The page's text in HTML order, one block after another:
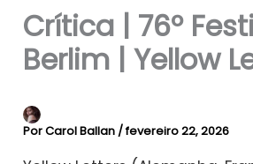
Crítica | 76º
Berlim | Yellow
PorCarol Ballan /fevereiro 22, 2026